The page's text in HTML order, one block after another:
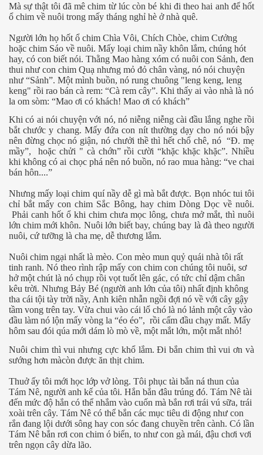
Mà sự thật tôi đã mê chim từ lúc còn bé khi đi theo hai anh để hốt
ổ chim về nuôi trong mấy tháng nghỉ hè ở nhà quê.
Người lớn họ hốt ổ chim Chìa Vôi, Chích Chòe, chim Cưởng
hoặc chim Sáo về nuôi. Mấy loại chim nầy khôn lắm, chúng hót
hay, có con biết nói. Thằng Mao hàng xóm có nuôi con Sảnh, đen
thui như con chim Quạ nhưng mỏ đỏ chân vàng, nó nói chuyện
như “Sảnh”. Một mình buồn, nó rung chuông "leng keng, leng
keng" rồi rao bán cà rem: “Cà rem cây”. Khi thấy ai vào nhà là nó
la om sòm: “Mao ơi có khách! Mao ơi có khách”
Khi có ai nói chuyện với nó, nó niễng niễng cài đầu lắng nghe rồi
bắt chước y chang. Mấy đứa con nít thường dạy cho nó nói bậy
nên đừng chọc nó giận, nó chưởi thề thì hết chổ chê, nó “Đ. mẹ
mầy”, hoặc chửi " cà chớn” rồi cười “khặc khặc khặc”. Nhiều
khi không có ai chọc phá nên nó buồn, nó rao mua hàng: “ve chai
bán hôn....”
Nhưng mấy loại chim quí nầy dễ gì mà bắt được. Bọn nhóc tui tôi
chỉ bắt mấy con chim Sắc Bông, hay chim Dòng Dọc về nuôi.
Phải canh hốt ổ khi chim chưa mọc lông, chưa mở mắt, thì nuôi
lớn chim mới khôn. Nuôi lớn biết bay, chúng bay là đà theo người
nuôi, cứ tưỡng là cha mẹ, dễ thương lắm.
Nuôi chim ngại nhất là mèo. Con mèo mun quỷ quái nhà tôi rất
tinh ranh. Nó theo rình rập mấy con chim con chúng tôi nuôi, sơ
hở một chút là nó chụp rồi vọt tuốt lên gác, có tức chỉ dậm chân
kêu trời. Nhưng Bảy Bé (người anh lớn của tôi) nhất định không
tha cái tội tày trời nầy, Anh kiên nhẫn ngồi đợi nó về với cây gậy
tầm vong trên tay. Vừa chui vào cái lổ chó là nó lảnh một cây vào
đầu làm nó lộn mấy vòng la “éo éo”, rồi cấm đầu chạy mất. Mấy
hôm sau đói qúa mới dám lò mò về, một mắt lớn, một mắt nhỏ!
Nuôi chim thì vui nhưng cực khổ lắm. Đi bắn chim thì vui ơn và
sướng hơn màcòn được ăn thịt chim.
Thuở ấy tôi mới học lớp vở lòng. Tôi phục tài bắn ná thun của
Tám Nê, người anh kế của tôi. Hắn bắn đâu trúng đó. Tám Nê tài
đến mức độ hắn có thể nhắm vào cuốn mà bắn rơi trái vú sữa, trái
xoài trên cây. Tám Nê có thể bắn các mục tiêu di động như con
rắn đang lội dưới sông hay con sóc đang chuyền trên cành. Có lần
Tám Nê bắn rơi con chim ó biển, to như con gà mái, đậu chơi vơi
trên ngọn cây dừa lão.
11
12
13
14
15